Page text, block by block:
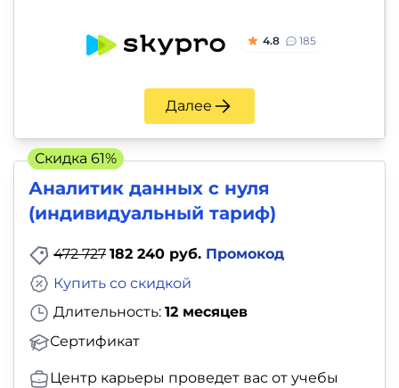
4.8 185
Далее
Аналитик данных с нуля
(индивидуальный тариф)
472 727 182 240 руб. Промокод
Длительность: 12 месяцев
Сертификат
Купить со скидкой
Центр карьеры проведет вас от учебы
Скидка 61%